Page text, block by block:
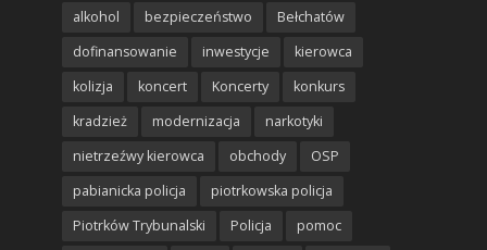
alkohol bezpieczeństwo
Bełchatów
dofinansowanie
inwestycje
kierowca
kolizja
koncert Koncerty
konkurs
kradzież
modernizacja
narkotyki
nietrzeźwy kierowca
obchody
OSP
pabianicka policja
piotrkowska policja
Piotrków Trybunalski
Policja
pomoc